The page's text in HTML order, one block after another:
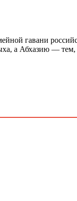
гавани
а Абхазию — тем,